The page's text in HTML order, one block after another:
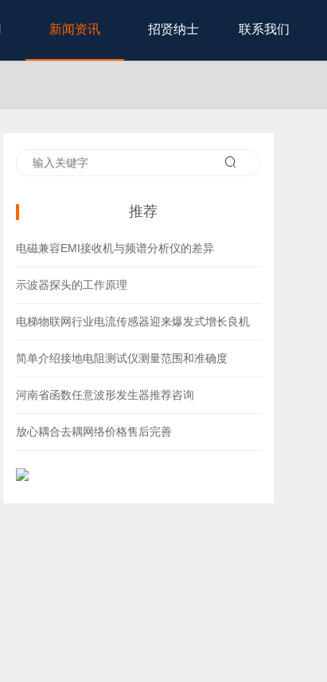
新闻资讯 招贤纳士 联系我们
推荐
电磁兼容EMI接收机与频谱分析仪的差异
示波器探头的工作原理
电梯物联网行业电流传感器迎来爆发式增长良机
简单介绍接地电阻测试仪测量范围和准确度
河南省函数任意波形发生器推荐咨询
放心耦合去耦网络价格售后完善